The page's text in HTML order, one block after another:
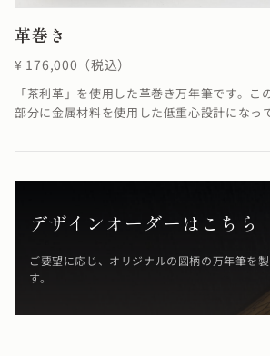
革巻き
¥ 176,000（税込）
「茶利革」を使用した革巻き万年筆です。こ
部分に金属材料を使用した低重心設計にな
す。「茶利革」は明治初期において、日本の
れたそうです。植物の渋で鞣された山羊革
を繰り返し行って革の表面を隆起させ、深
の工程を人の手で行なっているため、技術
る事ができないと言われます。日本独自の
で、鞄の素材として利用されていました。
デザインオーダーはこちら
ご要望に応じ、オリジナルの図柄の万年筆を
す。